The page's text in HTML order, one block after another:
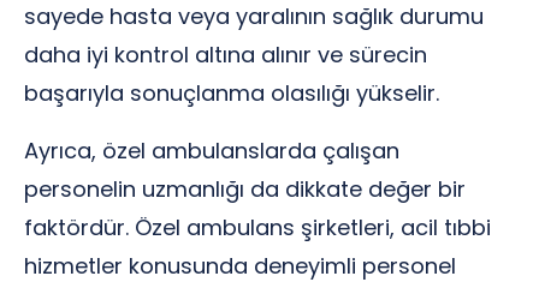
sayede hasta veya yaralının sağlık durumu
daha iyi kontrol altına alınır ve sürecin
başarıyla sonuçlanma olasılığı yükselir.
Ayrıca, özel ambulanslarda çalışan
personelin uzmanlığı da dikkate değer bir
faktördür. Özel ambulans şirketleri, acil tıbbi
hizmetler konusunda deneyimli personel